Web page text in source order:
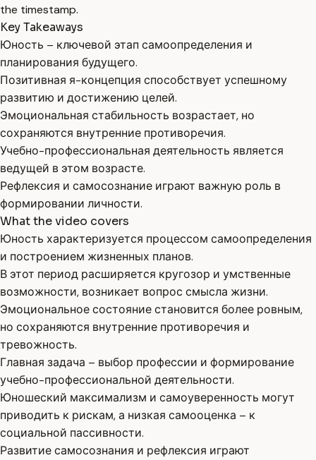
the timestamp.
Key Takeaways
Юность – ключевой этап самоопределения и
планирования будущего.
Позитивная я-концепция способствует успешному
развитию и достижению целей.
Эмоциональная стабильность возрастает, но
сохраняются внутренние противоречия.
Учебно-профессиональная деятельность является
ведущей в этом возрасте.
Рефлексия и самосознание играют важную роль в
формировании личности.
What the video covers
Юность характеризуется процессом самоопределения
и построением жизненных планов.
В этот период расширяется кругозор и умственные
возможности, возникает вопрос смысла жизни.
Эмоциональное состояние становится более ровным,
но сохраняются внутренние противоречия и
тревожность.
Главная задача – выбор профессии и формирование
учебно-профессиональной деятельности.
Юношеский максимализм и самоуверенность могут
приводить к рискам, а низкая самооценка – к
социальной пассивности.
Развитие самосознания и рефлексия играют